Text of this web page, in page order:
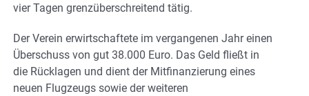
vier Tagen grenzüberschreitend tätig.
Der Verein erwirtschaftete im vergangenen Jahr einen
Überschuss von gut 38.000 Euro. Das Geld fließt in
die Rücklagen und dient der Mitfinanzierung eines
neuen Flugzeugs sowie der weiteren